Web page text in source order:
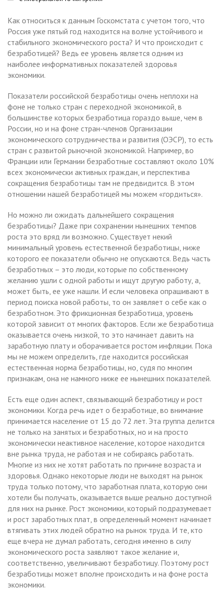
Как относиться к данным Госкомстата с учетом того, что
Россия уже пятый год находится на волне устойчивого и
стабильного экономического роста? И что происходит с
безработицей? Ведь ее уровень является одним из
наиболее информативных показателей здоровья
экономики.
Показатели российской безработицы очень неплохи на
фоне не только стран с переходной экономикой, в
большинстве которых безработица гораздо выше, чем в
России, но и на фоне стран-членов Организации
экономического сотрудничества и развития (ОЭСР), то есть
стран с развитой рыночной экономикой. Например, во
Франции или Германии безработные составляют около 10%
всех экономически активных граждан, и перспектива
сокращения безработицы там не предвидится. В этом
отношении нашей безработицей мы можем «гордиться».
Но можно ли ожидать дальнейшего сокращения
безработицы? Даже при сохранении нынешних темпов
роста это вряд ли возможно. Существует некий
минимальный уровень естественной безработицы, ниже
которого ее показатели обычно не опускаются. Ведь часть
безработных – это люди, которые по собственному
желанию ушли с одной работы и ищут другую работу, а,
может быть, ее уже нашли. И если человека опрашивают в
период поиска новой работы, то он заявляет о себе как о
безработном. Это фрикционная безработица, уровень
которой зависит от многих факторов. Если же безработица
оказывается очень низкой, то это начинает давить на
заработную плату и оборачивается ростом инфляции. Пока
мы не можем определить, где находится российская
естественная норма безработицы, но, судя по многим
признакам, она не намного ниже ее нынешних показателей.
Есть еще один аспект, связывающий безработицу и рост
экономики. Когда речь идет о безработице, во внимание
принимается население от 15 до 72 лет. Эта группа делится
не только на занятых и безработных, но и на просто
экономически неактивное население, которое находится
вне рынка труда, не работая и не собираясь работать.
Многие из них не хотят работать по причине возраста и
здоровья. Однако некоторые люди не выходят на рынок
труда только потому, что заработная плата, которую они
хотели бы получать, оказывается выше реально доступной
для них на рынке. Рост экономики, который подразумевает
и рост заработных плат, в определенный момент начинает
втягивать этих людей обратно на рынок труда. И те, кто
еще вчера не думал работать, сегодня именно в силу
экономического роста заявляют такое желание и,
соответственно, увеличивают безработицу. Поэтому рост
безработицы может вполне происходить и на фоне роста
экономики.